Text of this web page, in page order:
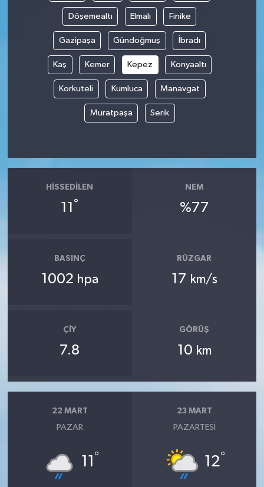
Döşemealtı Elmalı Finike
Gazipaşa Gündoğmuş İbradı
Kaş Kemer Kepez Konyaaltı
Korkuteli Kumluca Manavgat
Muratpaşa Serik
HISSEDILEN
11 °
NEM
%77
BASINÇ
1002 hpa
RÜZGAR
17 km/s
ÇIY
7.8
GÖRÜŞ
10 km
22 MART
PAZAR
11 °
23 MART
PAZARTESI
12°